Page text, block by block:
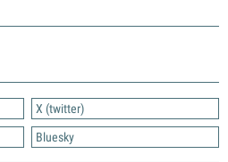
X (twitter)
Bluesky